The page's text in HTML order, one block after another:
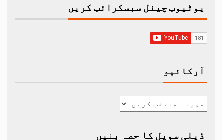
یوٹیوب چینل سبسکرائب کریں
آرکائیو
ڈیلی سویل کا حصہ بنیں